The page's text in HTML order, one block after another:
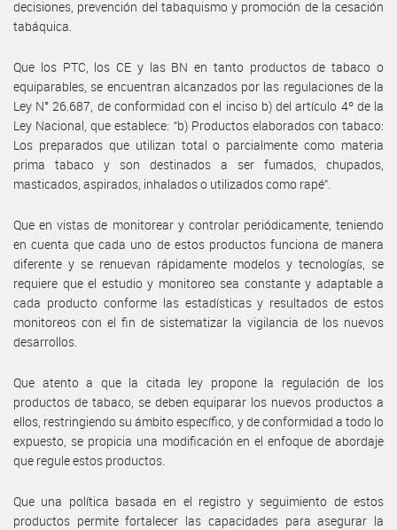
decisiones, prevención del tabaquismo y promoción de la cesación
tabáquica.
Que los PTC, los CE y las BN en tanto productos de tabaco o
equiparables, se encuentran alcanzados por las regulaciones de la
Ley N° 26.687, de conformidad con el inciso b) del artículo 4º de la
Ley Nacional, que establece: “b) Productos elaborados con tabaco:
Los preparados que utilizan total o parcialmente como materia
prima tabaco y son destinados a ser fumados, chupados,
masticados, aspirados, inhalados o utilizados como rapé”.
Que en vistas de monitorear y controlar periódicamente, teniendo
en cuenta que cada uno de estos productos funciona de manera
diferente y se renuevan rápidamente modelos y tecnologías, se
requiere que el estudio y monitoreo sea constante y adaptable a
cada producto conforme las estadísticas y resultados de estos
monitoreos con el fin de sistematizar la vigilancia de los nuevos
desarrollos.
Que atento a que la citada ley propone la regulación de los
productos de tabaco, se deben equiparar los nuevos productos a
ellos, restringiendo su ámbito específico, y de conformidad a todo lo
expuesto, se propicia una modificación en el enfoque de abordaje
que regule estos productos.
Que una política basada en el registro y seguimiento de estos
productos permite fortalecer las capacidades para asegurar la